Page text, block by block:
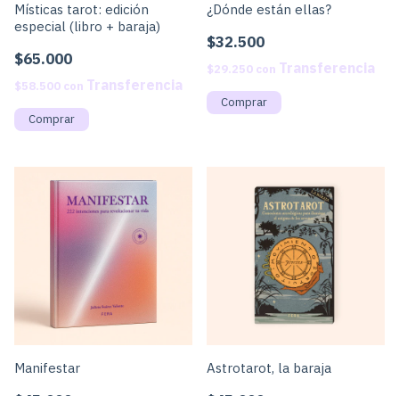
Místicas tarot: edición
especial (libro + baraja)
$65.000
$58.500 con
¿Dónde están ellas?
$32.500
$29.250 con
Manifestar Astrotarot, la baraja